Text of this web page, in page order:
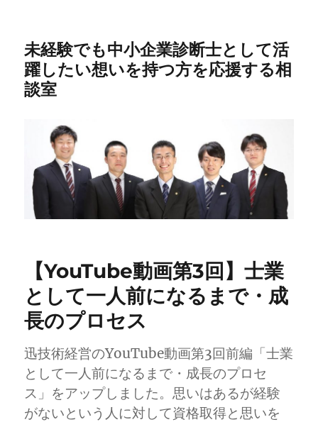
未経験でも中小企業診断士として活
躍したい想いを持つ方を応援する相
談室
【YouTube動画第3回】士業
として一人前になるまで・成
長のプロセス
迅技術経営のYouTube動画第3回前編「士業
として一人前になるまで・成長のプロセ
ス」をアップしました。思いはあるが経験
がないという人に対して資格取得と思いを